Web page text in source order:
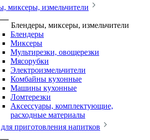
миксеры, измельчители
Блендеры, миксеры, измельчители
Блендеры
Миксеры
Мультирезки, овощерезки
Мясорубки
Электроизмельчители
Комбайны кухонные
Машины кухонные
Ломтерезки
Аксессуары, комплектующие,
расходные материалы
приготовления напитков